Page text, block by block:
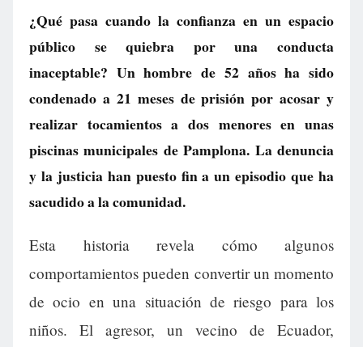
¿Qué pasa cuando la confianza en un espacio
público se quiebra por una conducta
inaceptable? Un hombre de 52 años ha sido
condenado a 21 meses de prisión por acosar y
realizar tocamientos a dos menores en unas
piscinas municipales de Pamplona. La denuncia
y la justicia han puesto fin a un episodio que ha
sacudido a la comunidad.
Esta historia revela cómo algunos
comportamientos pueden convertir un momento
de ocio en una situación de riesgo para los
niños. El agresor, un vecino de Ecuador,